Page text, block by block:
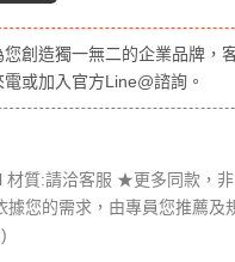
您創造獨一無二的企業品牌，
或加入官方Line@諮詢。
材質:請洽客服 ★更多同款，
據您的需求，由專員您推薦及